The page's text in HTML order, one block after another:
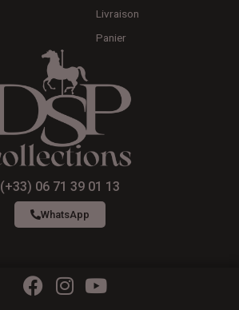
Livraison
Panier
(+33) 06 71 39 01 13
WhatsApp
F
I
Y